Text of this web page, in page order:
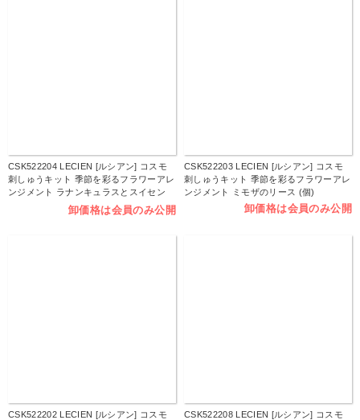
CSK522204 LECIEN [ルシアン] コスモ
刺しゅうキット 季節を彩るフラワーアレ
ンジメント ラナンキュラスとスイセン
卸価格は会員のみ公開
CSK522203 LECIEN [ルシアン] コスモ
刺しゅうキット 季節を彩るフラワーアレ
ンジメント ミモザのリース (個)
卸価格は会員のみ公開
CSK522202 LECIEN [ルシアン] コスモ
CSK522208 LECIEN [ルシアン] コスモ